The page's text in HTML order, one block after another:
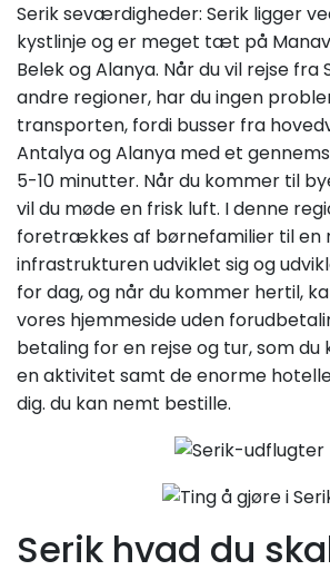
Serik seværdigheder: Serik ligger
kystlinje og er meget tæt på
Belek og Alanya. Når du vil rejse
andre regioner, har du ingen
transporten, fordi busser fra
Antalya og Alanya med et
5-10 minutter. Når du kommer til
vil du møde en frisk luft. I denne
foretrækkes af børnefamilier til en
infrastrukturen udviklet sig og
for dag, og når du kommer hertil,
vores hjemmeside uden
betaling for en rejse og tur, som du
en aktivitet samt de enorme
dig. du kan nemt bestille.
Serik hvad du